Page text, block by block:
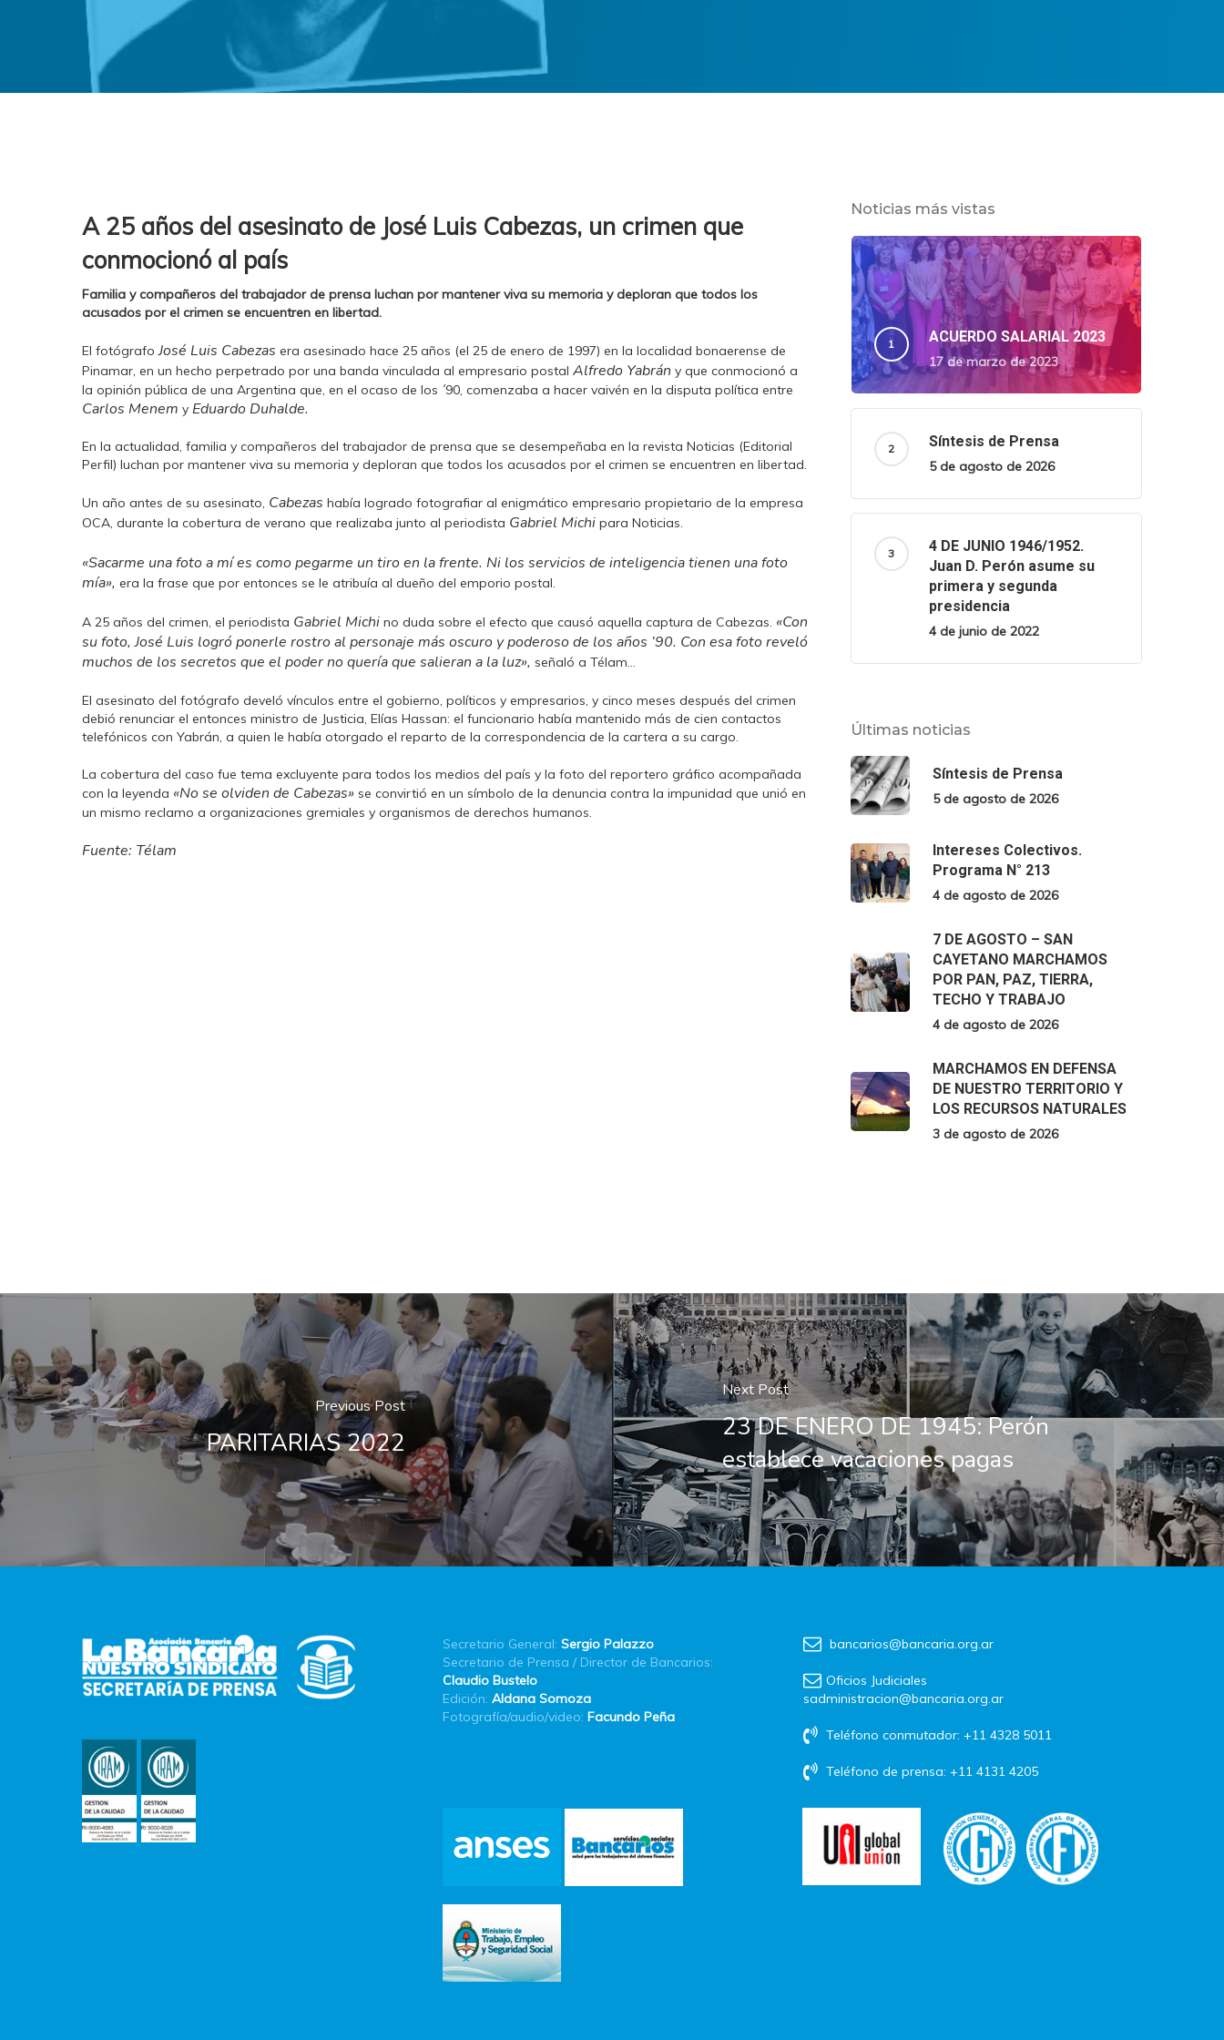
A 25 años del asesinato de José Luis Cabezas, un crimen que
conmocionó al país
Familia y compañeros del trabajador de prensa luchan por mantener viva su memoria y deploran que todos los
acusados por el crimen se encuentren en libertad.
El fotógrafoJosé Luis Cabezas era asesinado hace 25 años (el 25 de enero de 1997) en la localidad bonaerense de
Pinamar, en un hecho perpetrado por una banda vinculada al empresario postal Alfredo Yabrán y que conmocionó a
la opinión pública de una Argentina que, en el ocaso de los ´90, comenzaba a hacer vaivén en la disputa política entre
Carlos Menem y Eduardo Duhalde.
En la actualidad, familia y compañeros del trabajador de prensa que se desempeñaba en la revista Noticias (Editorial
Perfil) luchan por mantener viva su memoria y deploran que todos los acusados por el crimen se encuentren en libertad.
Un año antes de su asesinato, Cabezas había logrado fotografiar al enigmático empresario propietario de la empresa
OCA, durante la cobertura de verano que realizaba junto al periodista Gabriel Michi para Noticias.
«Sacarme una foto a mí es como pegarme un tiro en la frente. Ni los servicios de inteligencia tienen una foto
mía», era la frase que por entonces se le atribuía al dueño del emporio postal.
A 25 años del crimen, el periodista Gabriel Michi no duda sobre el efecto que causó aquella captura de Cabezas. «Con
su foto, José Luis logró ponerle rostro al personaje más oscuro y poderoso de los años ’90. Con esa foto reveló
muchos de los secretos que el poder no quería que salieran a la luz», señaló a Télam…
El asesinato del fotógrafo develó vínculos entre el gobierno, políticos y empresarios, y cinco meses después del crimen
debió renunciar el entonces ministro de Justicia, Elías Hassan: el funcionario había mantenido más de cien contactos
telefónicos con Yabrán, a quien le había otorgado el reparto de la correspondencia de la cartera a su cargo.
La cobertura del caso fue tema excluyente para todos los medios del país y la foto del reportero gráfico acompañada
con la leyenda «No se olviden de Cabezas» se convirtió en un símbolo de la denuncia contra la impunidad que unió en
un mismo reclamo a organizaciones gremiales y organismos de derechos humanos.
Fuente: Télam
Noticias más vistas
ACUERDO SALARIAL 2023
17 de marzo de 2023
Síntesis de Prensa
5 de agosto de 2026
4 DE JUNIO 1946/1952.
Juan D. Perón asume su
primera y segunda
presidencia
4 de junio de 2022
Últimas noticias
Síntesis de Prensa
5 de agosto de 2026
Intereses Colectivos.
Programa N° 213
4 de agosto de 2026
7 DE AGOSTO – SAN
CAYETANO MARCHAMOS
POR PAN, PAZ, TIERRA,
TECHO Y TRABAJO
4 de agosto de 2026
MARCHAMOS EN DEFENSA
DE NUESTRO TERRITORIO Y
LOS RECURSOS NATURALES
3 de agosto de 2026
Previous Post
PARITARIAS 2022
Next Post
23 DE ENERO DE 1945: Perón
establece vacaciones pagas
Secretario General: Sergio Palazzo
Secretario de Prensa / Director de Bancarios:
Claudio Bustelo
Edición: Aldana Somoza
Fotografía/audio/video: Facundo Peña
bancarios@bancaria.org.ar
Oficios Judiciales
sadministracion@bancaria.org.ar
Teléfono conmutador: +11 4328 5011
Teléfono de prensa: +11 4131 4205